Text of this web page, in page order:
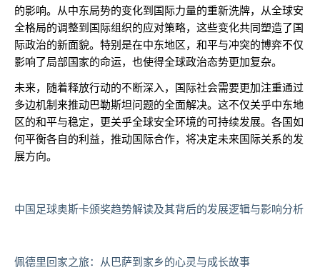
的影响。从中东局势的变化到国际力量的重新洗牌，从全球安
全格局的调整到国际组织的应对策略，这些变化共同塑造了国
际政治的新面貌。特别是在中东地区，和平与冲突的博弈不仅
影响了局部国家的命运，也使得全球政治态势更加复杂。
未来，随着释放行动的不断深入，国际社会需要更加注重通过
多边机制来推动巴勒斯坦问题的全面解决。这不仅关乎中东地
区的和平与稳定，更关乎全球安全环境的可持续发展。各国如
何平衡各自的利益，推动国际合作，将决定未来国际关系的发
展方向。
中国足球奥斯卡颁奖趋势解读及其背后的发展逻辑与影响分析
佩德里回家之旅：从巴萨到家乡的心灵与成长故事